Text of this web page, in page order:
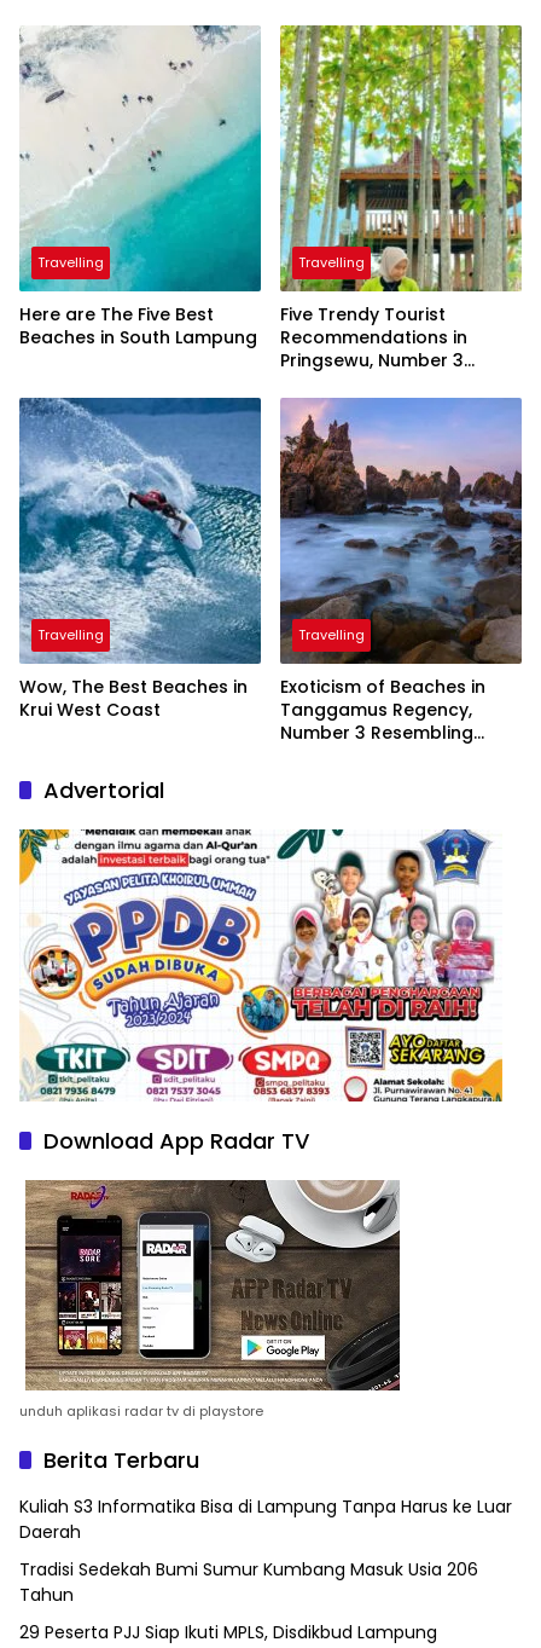
Travelling
Here are The Five Best
Beaches in South Lampung
Travelling
Five Trendy Tourist
Recommendations in
Pringsewu, Number 3
President
Travelling
Wow, The Best Beaches in
Krui West Coast
Travelling
Exoticism of Beaches in
Tanggamus Regency,
Number 3 Resembling
Advertorial
Download App Radar TV
unduh aplikasi radar tv di playstore
Berita Terbaru
Kuliah S3 Informatika Bisa di Lampung Tanpa Harus ke Luar
Daerah
Tradisi Sedekah Bumi Sumur Kumbang Masuk Usia 206
Tahun
29 Peserta PJJ Siap Ikuti MPLS, Disdikbud Lampung